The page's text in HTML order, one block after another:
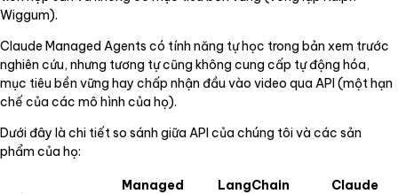
Wiggum).
Claude Managed Agents có tính năng tự học trong bản xem trước
nghiên cứu, nhưng tương tự cũng không cung cấp tự động hóa,
mục tiêu bền vững hay chấp nhận đầu vào video qua API (một hạn
chế của các mô hình của họ).
Dưới đây là chi tiết so sánh giữa API của chúng tôi và các sản
phẩm của họ:
Managed
LangChain
Claude